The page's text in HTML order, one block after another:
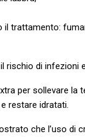
trattamento:
rischio di
per sollevare
restare idratati.
che l’uso di